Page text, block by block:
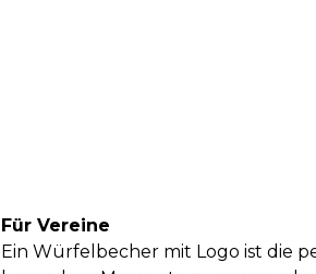
Für Vereine
Ein Würfelbecher mit Logo ist die